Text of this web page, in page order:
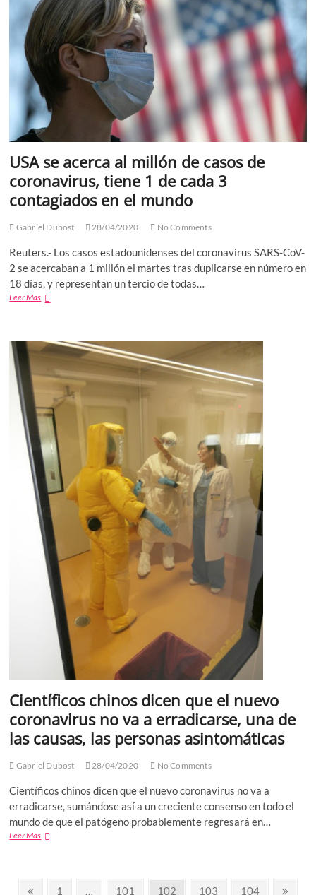
mantiene
tasas
cerca
de
cero.
USA se acerca al millón de casos de
coronavirus, tiene 1 de cada 3
contagiados en el mundo
Gabriel Dubost 28/04/2020 No Comments
Reuters.- Los casos estadounidenses del coronavirus SARS-CoV-
2 se acercaban a 1 millón el martes tras duplicarse en número en
18 días, y representan un tercio de todas…
Leer MasUSA
millón
casos
coronavirus,
tiene
de
cada
3
contagiados
en
mundo
Científicos chinos dicen que el nuevo
coronavirus no va a erradicarse, una de
las causas, las personas asintomáticas
Gabriel Dubost 28/04/2020 No Comments
Científicos chinos dicen que el nuevo coronavirus no va a
erradicarse, sumándose así a un creciente consenso en todo el
mundo de que el patógeno probablemente regresará en…
Leer MasCientíficos
Previous
Page
1 … Page
101 Page
102 Page
103 Page
104 Next